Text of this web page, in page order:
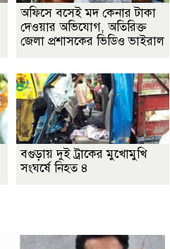
অফিসে বসেই মদ কেনার টাকা
দেওয়ার অভিযোগ, অতিরিক্ত
জেলা প্রশাসকের ভিডিও ভাইরাল
বগুড়ায় দুই ট্রাকের মুখোমুখি
সংঘর্ষে নিহত ৪